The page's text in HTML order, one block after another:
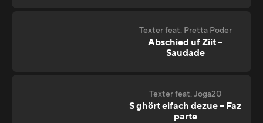
Texter feat. Pretta Poder
Abschied uf Ziit –
Saudade
Texter feat. Joga20
S ghört eifach dezue – Faz
parte